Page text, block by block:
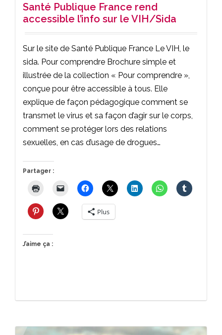
Santé Publique France rend
accessible l’info sur le VIH/Sida
Sur le site de Santé Publique France Le VIH, le
sida. Pour comprendre Brochure simple et
illustrée de la collection « Pour comprendre »,
conçue pour être accessible à tous. Elle
explique de façon pédagogique comment se
transmet le virus et sa façon d’agir sur le corps,
comment se protéger lors des relations
sexuelles, en cas d’usage de drogues…
Partager :
Plus
J’aime ça :